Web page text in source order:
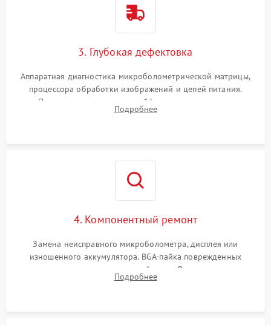
3. Глубокая дефектовка
Аппаратная диагностика микроболометрической матрицы,
процессора обработки изображений и цепей питания.
Проверка целостности шлейфов, модуля памяти и
интерфейсов связи. Выявление сгоревших SMD-компонентов
Подробнее
4. Компонентный ремонт
Замена неисправного микроболометра, дисплея или
изношенного аккумулятора. BGA-пайка поврежденных
контроллеров на материнской плате. Восстановление
разъемов и кнопок, замена поврежденных элементов
Подробнее